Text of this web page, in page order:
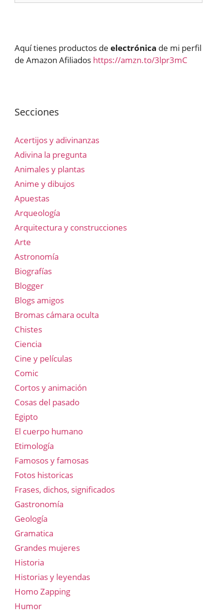
Aquí tienes productos de electrónica de mi perfil
de Amazon Afiliados https://amzn.to/3lpr3mC
Secciones
Acertijos y adivinanzas
Adivina la pregunta
Animales y plantas
Anime y dibujos
Apuestas
Arqueología
Arquitectura y construcciones
Arte
Astronomía
Biografías
Blogger
Blogs amigos
Bromas cámara oculta
Chistes
Ciencia
Cine y películas
Comic
Cortos y animación
Cosas del pasado
Egipto
El cuerpo humano
Etimología
Famosos y famosas
Fotos historicas
Frases, dichos, significados
Gastronomía
Geología
Gramatica
Grandes mujeres
Historia
Historias y leyendas
Homo Zapping
Humor